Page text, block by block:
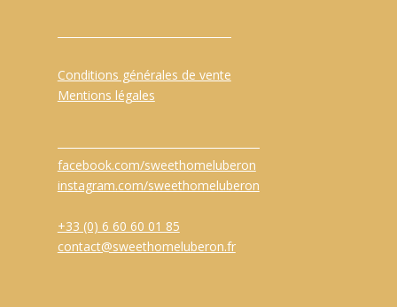
Conditions générales de vente
Mentions légales
facebook.com/sweethomeluberon
instagram.com/sweethomeluberon
+33 (0) 6 60 60 01 85
contact@sweethomeluberon.fr